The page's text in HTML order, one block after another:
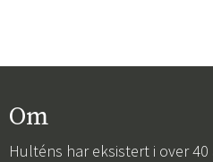
Om
Hulténs har eksistert i over